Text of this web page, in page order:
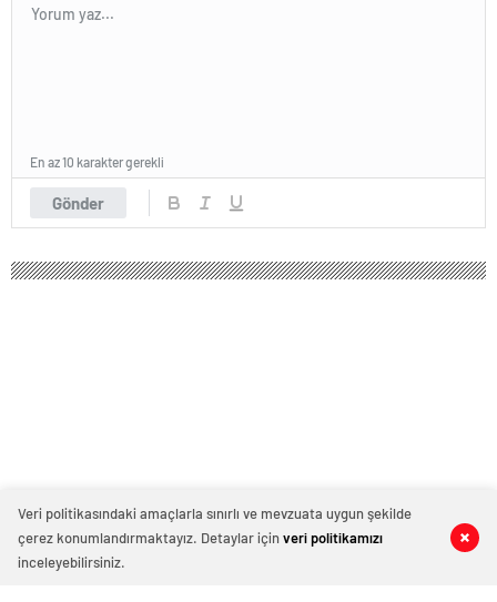
0 0
Gönder
En az 10 karakter gerekli
0 0
Veri politikasındaki amaçlarla sınırlı ve mevzuata uygun şekilde
çerez konumlandırmaktayız. Detaylar içinveri politikamızı
inceleyebilirsiniz.